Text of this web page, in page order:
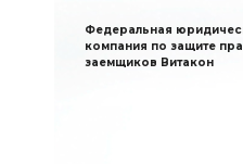
Федеральная
компания по защите
заемщиков Витакон